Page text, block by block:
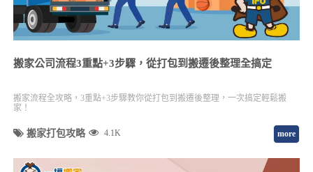
搬家公司流程3重點+3步驟，從打包到搬遷後整理全搞定
搬家流程全攻略，3重點+3步驟教你從打包到搬遷後整理，一次搞定輕鬆搬
家！
搬家打包攻略 4.1K more